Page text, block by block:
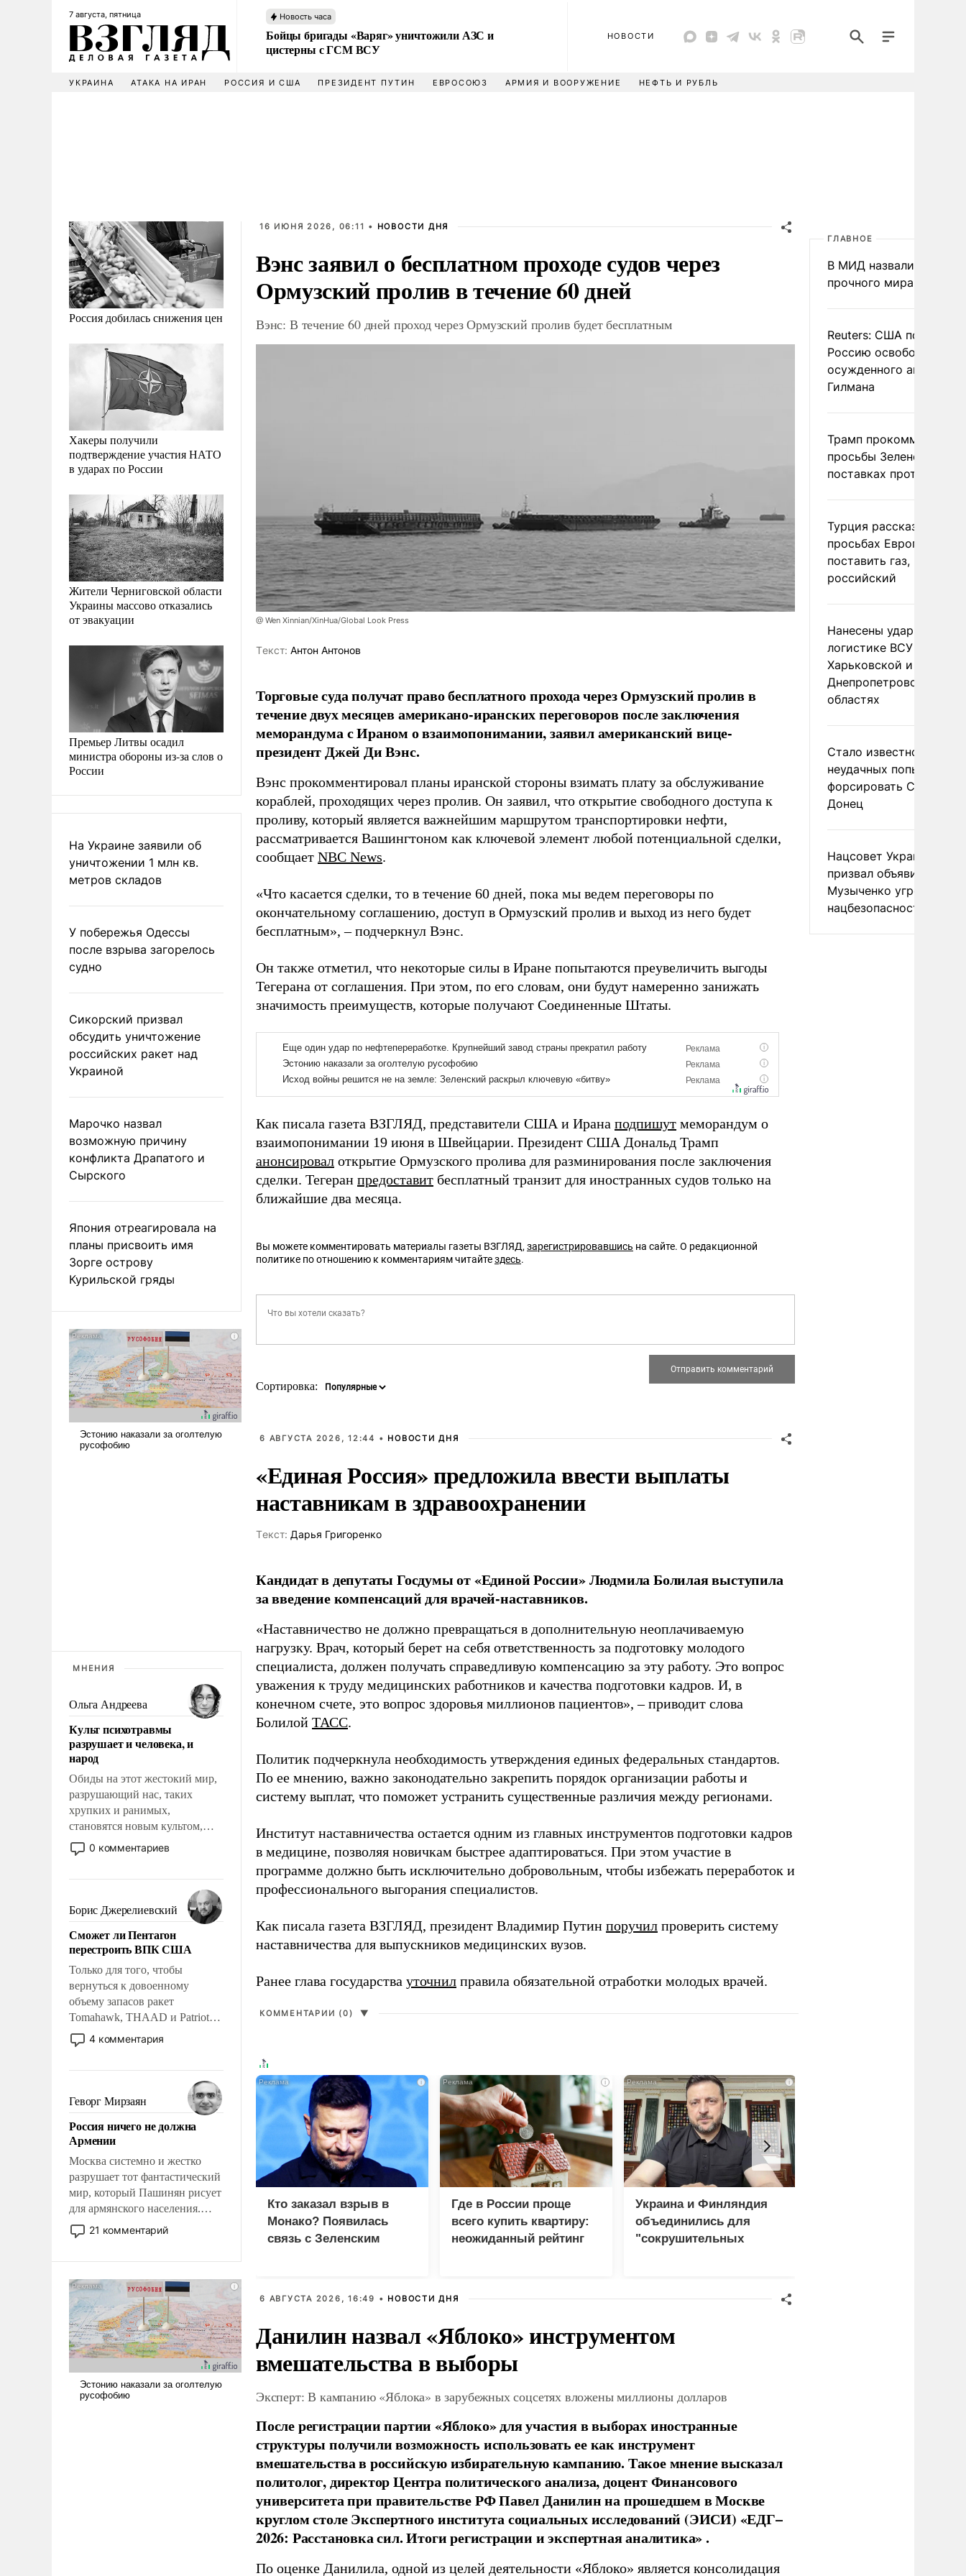
7 августа, пятница Новость часа
Бойцы бригады «Варяг» уничтожили АЗС и
цистерны с ГСМ ВСУ
НОВОСТИ
УКРАИНА АТАКА НА ИРАН РОССИЯ И США ПРЕЗИДЕНТ ПУТИН ЕВРОСОЮЗ АРМИЯ И ВООРУЖЕНИЕ НЕФТЬ И РУБЛЬ
Россия добилась снижения цен
Хакеры получили
подтверждение участия НАТО
в ударах по России
Жители Черниговской области
Украины массово отказались
от эвакуации
Премьер Литвы осадил
министра обороны из-за слов о
России
На Украине заявили об
уничтожении 1 млн кв.
метров складов
У побережья Одессы
после взрыва загорелось
судно
Сикорский призвал
обсудить уничтожение
российских ракет над
Украиной
Марочко назвал
возможную причину
конфликта Драпатого и
Сырского
Япония отреагировала на
планы присвоить имя
Зорге острову
Курильской гряды
МНЕНИЯ
Ольга Андреева
Культ психотравмы
разрушает и человека, и
народ
Обиды на этот жестокий мир,
разрушающий нас, таких
хрупких и ранимых,
становятся новым культом,
постепенно вытесняя и
отменяя традиционное
мужественным и твердым под
ударами судьбы, брать на себя
ответственность, помогать
слабым, идти вперед и
адаптироваться.
0 комментариев
Борис Джерелиевский
Сможет ли Пентагон
перестроить ВПК США
Только для того, чтобы
вернуться к довоенному
объему запасов ракет
Tomahawk, THAAD и Patriot
США потребуется более трех
лет. Даже небольшая война с
Сложившаяся ситуация
означает многолетний период
уязвимости США, например,
перед Китаем.
4 комментария
Геворг Мирзаян
Россия ничего не должна
Армении
Москва системно и жестко
разрушает тот фантастический
мир, который Пашинян рисует
для армянского населения.
Мир, где политические
прожекты будут безусловно
налогоплательщиков и где
Еревану за свои поступки не
нужно отвечать.
21 комментарий
16 ИЮНЯ 2026, 06:11 • НОВОСТИ ДНЯ
Вэнс заявил о бесплатном проходе судов через
Ормузский пролив в течение 60 дней
Вэнс: В течение 60 дней проход через Ормузский пролив будет бесплатным
@ Wen Xinnian/XinHua/Global Look Press
Tекст: Антон Антонов
Торговые суда получат право бесплатного прохода через Ормузский пролив в
течение двух месяцев американо-иранских переговоров после заключения
меморандума с Ираном о взаимопонимании, заявил американский вице-
президент Джей Ди Вэнс.
Вэнс прокомментировал планы иранской стороны взимать плату за обслуживание
кораблей, проходящих через пролив. Он заявил, что открытие свободного доступа к
проливу, который является важнейшим маршрутом транспортировки нефти,
рассматривается Вашингтоном как ключевой элемент любой потенциальной сделки,
сообщает NBC News.
«Что касается сделки, то в течение 60 дней, пока мы ведем переговоры по
окончательному соглашению, доступ в Ормузский пролив и выход из него будет
бесплатным», – подчеркнул Вэнс.
Он также отметил, что некоторые силы в Иране попытаются преувеличить выгоды
Тегерана от соглашения. При этом, по его словам, они будут намеренно занижать
значимость преимуществ, которые получают Соединенные Штаты.
Как писала газета ВЗГЛЯД, представители США и Ирана подпишут меморандум о
взаимопонимании 19 июня в Швейцарии. Президент США Дональд Трамп
анонсировал открытие Ормузского пролива для разминирования после заключения
сделки. Тегеран предоставит бесплатный транзит для иностранных судов только на
ближайшие два месяца.
Вы можете комментировать материалы газеты ВЗГЛЯД,зарегистрировавшись на сайте. О редакционной
политике по отношению к комментариям читайтездесь.
Сортировка:
6 АВГУСТА 2026, 12:44 • НОВОСТИ ДНЯ
«Единая Россия» предложила ввести выплаты
наставникам в здравоохранении
Tекст: Дарья Григоренко
Кандидат в депутаты Госдумы от «Единой России» Людмила Болилая выступила
за введение компенсаций для врачей-наставников.
«Наставничество не должно превращаться в дополнительную неоплачиваемую
нагрузку. Врач, который берет на себя ответственность за подготовку молодого
специалиста, должен получать справедливую компенсацию за эту работу. Это вопрос
уважения к труду медицинских работников и качества подготовки кадров. И, в
конечном счете, это вопрос здоровья миллионов пациентов», – приводит слова
Болилой ТАСС.
Политик подчеркнула необходимость утверждения единых федеральных стандартов.
По ее мнению, важно законодательно закрепить порядок организации работы и
систему выплат, что поможет устранить существенные различия между регионами.
Институт наставничества остается одним из главных инструментов подготовки кадров
в медицине, позволяя новичкам быстрее адаптироваться. При этом участие в
программе должно быть исключительно добровольным, чтобы избежать переработок и
профессионального выгорания специалистов.
Как писала газета ВЗГЛЯД, президент Владимир Путин поручил проверить систему
наставничества для выпускников медицинских вузов.
Ранее глава государства уточнил правила обязательной отработки молодых врачей.
КОММЕНТАРИИ (0) ▼
i
Кто заказал взрыв в
Монако? Появилась
связь с Зеленским
i
Где в России проще
всего купить квартиру:
неожиданный рейтинг
i
Украина и Финляндия
объединились для
"сокрушительных
6 АВГУСТА 2026, 16:49 • НОВОСТИ ДНЯ
Данилин назвал «Яблоко» инструментом
вмешательства в выборы
Эксперт: В кампанию «Яблока» в зарубежных соцсетях вложены миллионы долларов
После регистрации партии «Яблоко» для участия в выборах иностранные
структуры получили возможность использовать ее как инструмент
вмешательства в российскую избирательную кампанию. Такое мнение высказал
политолог, директор Центра политического анализа, доцент Финансового
университета при правительстве РФ Павел Данилин на прошедшем в Москве
круглом столе Экспертного института социальных исследований (ЭИСИ) «ЕДГ–
2026: Расстановка сил. Итоги регистрации и экспертная аналитика» .
По оценке Данилила, одной из целей деятельности «Яблоко» является консолидация
ГЛАВНОЕ
В МИД назвали условия
прочного мира на
Reuters: США
Россию освободить
осужденного
Гилмана
Трамп
просьбы Зеленского о
поставках
Турция рассказала о
просьбах Европы
поставить газ, но не
российский
Нанесены удары по
логистике ВСУ в
Харьковской и
Днепропетровской
областях
Стало известно о
неудачных попытках
форсировать
Донец
Нацсовет Украины по
призвал объявить
Музыченко угрозой
нацбезопасности